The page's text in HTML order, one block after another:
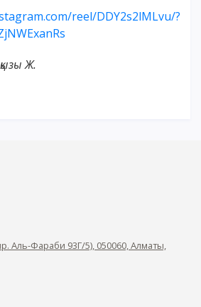
com/reel/DDY2s2lMLvu/?
Ж.
Аль-Фараби 93Г/5), 050060, Алматы,